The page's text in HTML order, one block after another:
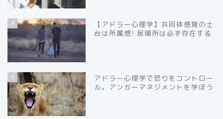
8
【アドラー心理学】共同体感覚の土
台は所属感! 居場所は必ず存在する
9
アドラー心理学で怒りをコントロー
ル。アンガーマネジメントを学ぼう